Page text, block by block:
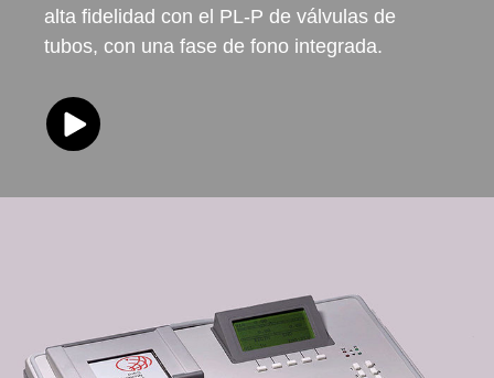
alta fidelidad con el PL-P de válvulas de
tubos, con una fase de fono integrada.